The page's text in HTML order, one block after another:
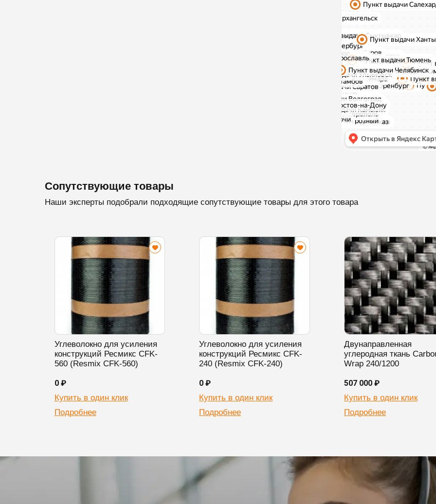
Сопутствующие товары
Наши эксперты подобрали подходящие сопутствующие товары для этого товара
Углеволокно для усиления
конструкций Ресмикс CFK-
560 (Resmix CFK-560)
0 ₽
Купить в один клик
Подробнее
Углеволокно для усиления
конструкций Ресмикс CFK-
240 (Resmix CFK-240)
0 ₽
Купить в один клик
Подробнее
Двунаправленная
углеродная ткань
Wrap 240/1200
507 000 ₽
Купить в один клик
Подробнее